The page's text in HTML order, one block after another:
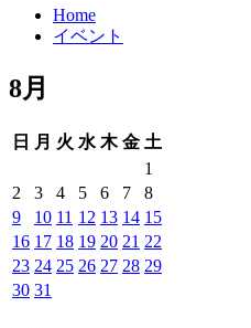
Home
イベント
8月
日 月 火 水 木 金 土
1
2
3 4 5 6 7
8
9
10 11 12 13 14 15
16 17 18 19 20 21 22
23 24 25 26 27 28 29
30 31